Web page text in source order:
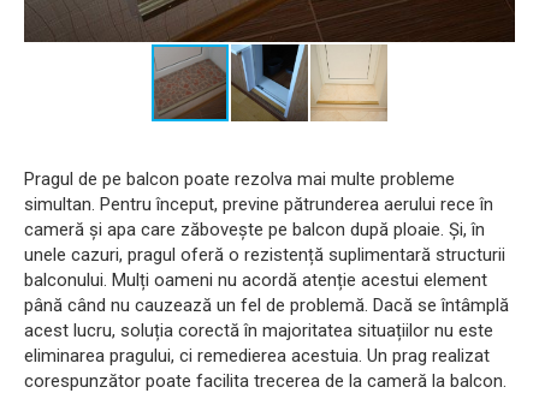
Pragul de pe balcon poate rezolva mai multe probleme
simultan. Pentru început, previne pătrunderea aerului rece în
cameră și apa care zăbovește pe balcon după ploaie. Și, în
unele cazuri, pragul oferă o rezistență suplimentară structurii
balconului. Mulți oameni nu acordă atenție acestui element
până când nu cauzează un fel de problemă. Dacă se întâmplă
acest lucru, soluția corectă în majoritatea situațiilor nu este
eliminarea pragului, ci remedierea acestuia. Un prag realizat
corespunzător poate facilita trecerea de la cameră la balcon.